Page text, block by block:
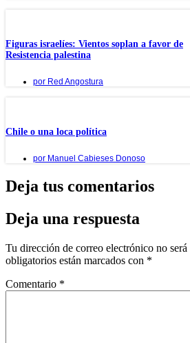
Figuras israelíes: Vientos soplan a favor de
Resistencia palestina
por Red Angostura
Chile o una loca política
por Manuel Cabieses Donoso
Deja tus comentarios
Deja una respuesta
Tu dirección de correo electrónico no será
obligatorios están marcados con *
Comentario *